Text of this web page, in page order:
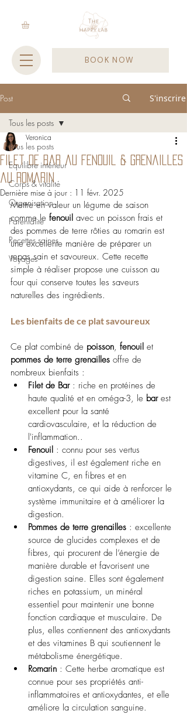
BOOK NOW
Post S'inscrire
Tous les posts
Equilibre intérieur
Corps & vitalité
Organisation
Parentalité
Recettes saines
Voyages
Tous les posts
Filet de bar au fenouil & grenailles
au romarin
Veronica
Dernière mise à jour : 11 févr. 2025
Mettre en valeur un légume de saison
comme le fenouil avec un poisson frais et
des pommes de terre rôties au romarin est
une excellente manière de préparer un
repas sain et savoureux. Cette recette
simple à réaliser propose une cuisson au
four qui conserve toutes les saveurs
naturelles des ingrédients.
Les bienfaits de ce plat savoureux
Ce plat combiné de poisson, fenouil et
pommes de terre grenailles offre de
nombreux bienfaits :
Filet de Bar : riche en protéines de
haute qualité et en oméga-3, le bar est
excellent pour la santé
cardiovasculaire, et la réduction de
l'inflammation..
Fenouil : connu pour ses vertus
digestives, il est également riche en
vitamine C, en fibres et en
antioxydants, ce qui aide à renforcer le
système immunitaire et à améliorer la
digestion.
Pommes de terre grenailles : excellente
source de glucides complexes et de
fibres, qui procurent de l’énergie de
manière durable et favorisent une
digestion saine. Elles sont également
riches en potassium, un minéral
essentiel pour maintenir une bonne
fonction cardiaque et musculaire. De
plus, elles contiennent des antioxydants
et des vitamines B qui soutiennent le
métabolisme énergétique.
Romarin : Cette herbe aromatique est
connue pour ses propriétés anti-
inflammatoires et antioxydantes, et elle
améliore la circulation sanguine.